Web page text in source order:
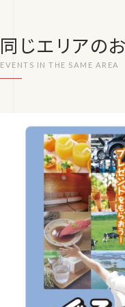
同じエリアの